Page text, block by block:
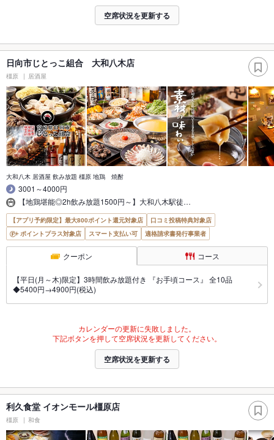
空席状況を更新する
日向市じとっこ組合 大和八木店
橿原 居酒屋
大和八木 居酒屋 飲み放題 橿原 地鶏 焼酎
3001～4000円
【地鶏堪能◎2h飲み放題1500円～】大和八木駅徒…
【アプリ予約限定】最大800ポイント還元対象店
口コミ投稿特典対象店
ポイントプラス対象店
スマート支払い可 適格請求書発行事業者
クーポン コース
【平日(月～木)限定】3時間飲み放題付き 『お手頃コース』 全10品
◆5400円→4900円(税込)
カレンダーの更新に失敗しました。
下記ボタンを押して空席状況を更新してください。
空席状況を更新する
利久食堂 イオンモール橿原店
橿原 和食